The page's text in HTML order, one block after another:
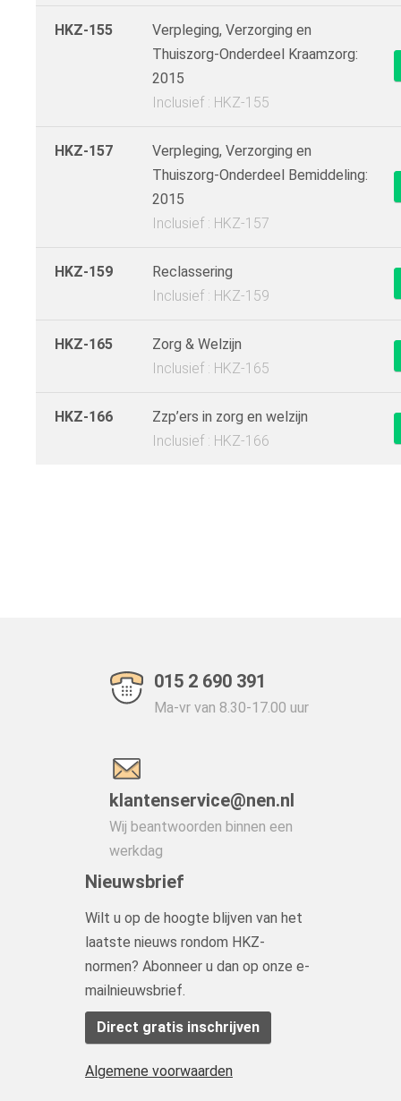
HKZ-155
Verpleging, Verzorging en
Thuiszorg-Onderdeel Kraamzorg:
2015
Inclusief : HKZ-155
HKZ-157
Verpleging, Verzorging en
Thuiszorg-Onderdeel Bemiddeling:
2015
Inclusief : HKZ-157
HKZ-159
Reclassering
Inclusief : HKZ-159
HKZ-165
Zorg & Welzijn
Inclusief : HKZ-165
HKZ-166
Zzp’ers in zorg en welzijn
Inclusief : HKZ-166
015 2 690 391
Ma-vr van 8.30-17.00 uur
klantenservice@nen.nl
Wij beantwoorden binnen een
werkdag
Nieuwsbrief
Wilt u op de hoogte blijven van het
laatste nieuws rondom HKZ-
normen? Abonneer u dan op onze e-
mailnieuwsbrief.
Direct gratis inschrijven
Algemene voorwaarden